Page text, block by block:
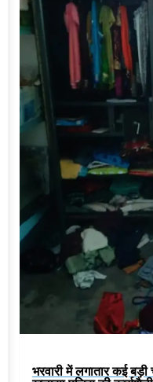
भरवारी में लगातार कई